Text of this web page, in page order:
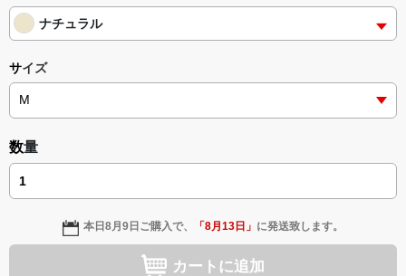
ナチュラル
サイズ
数量
本日8月9日 ご購入で、 「8月13日 」 に発送致します。
カートに追加